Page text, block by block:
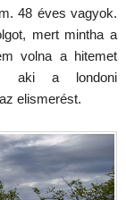
48 éves vagyok.
mert mintha a
volna a hitemet
aki a londoni
elismerést.